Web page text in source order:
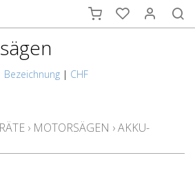
Bezeichnung | CHF
› MOTORSÄGEN ›AKKU-